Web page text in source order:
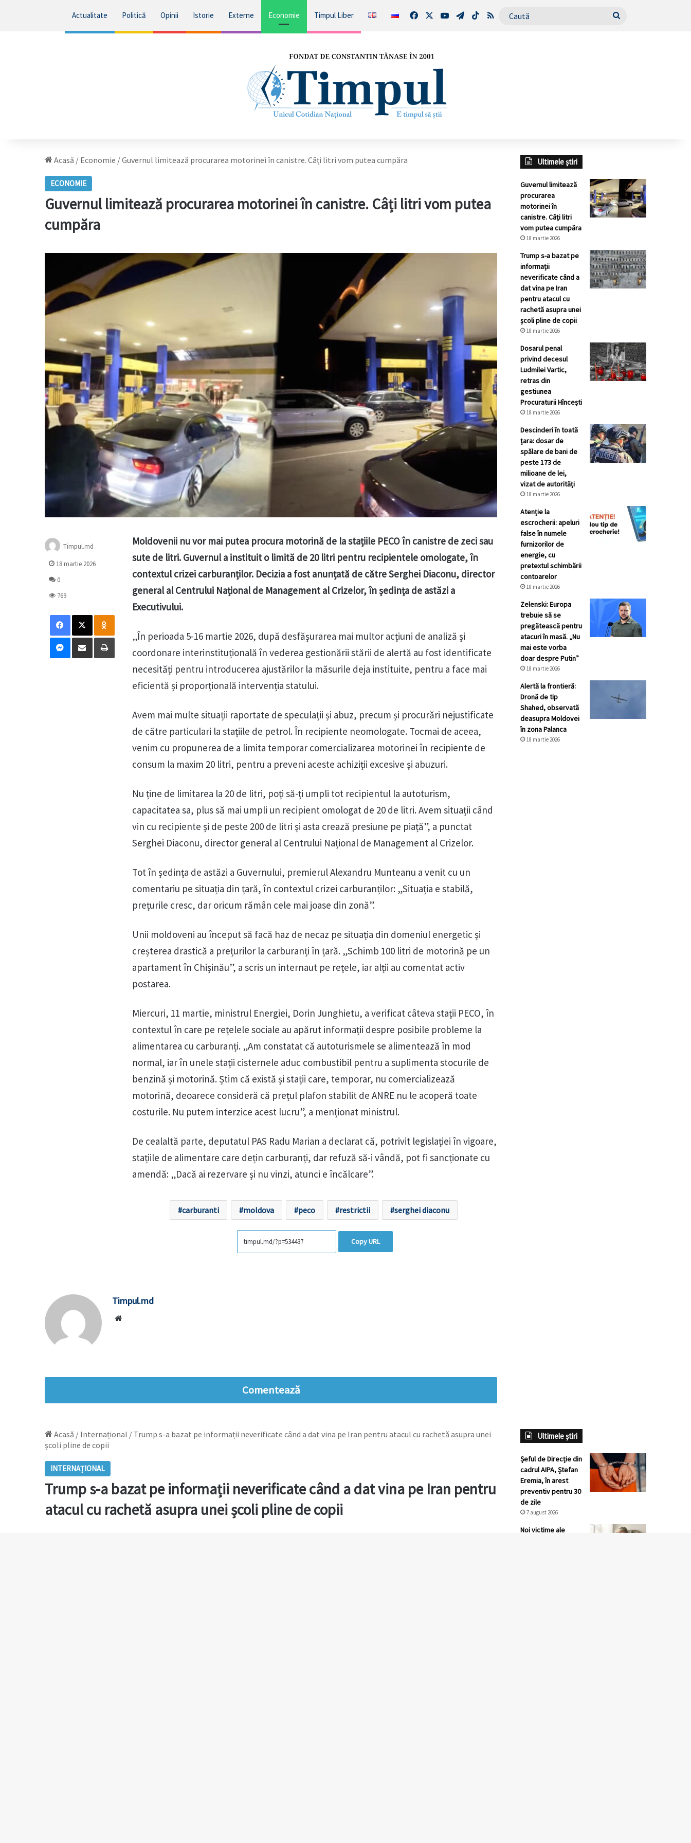
Actualitate Politică Opinii Istorie Externe Economie Timpul Liber FacebookYouTubeTelegram
TikTokRSS Caută
Acasă / Economie /Guvernul limitează procurarea motorinei în canistre. Câți litri vom putea cumpăra
ECONOMIE
Guvernul limitează procurarea motorinei în canistre. Câți litri vom putea
cumpăra
Moldovenii nu vor mai putea procura motorină de la stațiile PECO în canistre de zeci sau
sute de litri. Guvernul a instituit o limită de 20 litri pentru recipientele omologate, în
contextul crizei carburanților. Decizia a fost anunțată de către Serghei Diaconu, director
general al Centrului Național de Management al Crizelor, în ședința de astăzi a
Executivului.
„În perioada 5-16 martie 2026, după desfășurarea mai multor acțiuni de analiză și
coordonare interinstituțională în vederea gestionării stării de alertă au fost identificate
necesități pentru introducerea ajustărilor la măsurile deja instituite, pentru a face mai
eficientă și proporțională intervenția statului.
Avem mai multe situații raportate de speculații și abuz, precum și procurări nejustificate
de către particulari la stațiile de petrol. În recipiente neomologate. Tocmai de aceea,
venim cu propunerea de a limita temporar comercializarea motorinei în recipiente de
consum la maxim 20 litri, pentru a preveni aceste achiziții excesive și abuzuri.
Nu ține de limitarea la 20 de litri, poți să-ți umpli tot recipientul la autoturism,
capacitatea sa, plus să mai umpli un recipient omologat de 20 de litri. Avem situații când
vin cu recipiente și de peste 200 de litri și asta crează presiune pe piață”, a punctat
Serghei Diaconu, director general al Centrului Național de Management al Crizelor.
Tot în ședința de astăzi a Guvernului, premierul Alexandru Munteanu a venit cu un
comentariu pe situația din țară, în contextul crizei carburanților: „Situația e stabilă,
prețurile cresc, dar oricum rămân cele mai joase din zonă”.
Unii moldoveni au început să facă haz de necaz pe situația din domeniul energetic și
creșterea drastică a prețurilor la carburanți în țară. „Schimb 100 litri de motorină pe un
apartament în Chișinău”, a scris un internaut pe rețele, iar alții au comentat activ
postarea.
Miercuri, 11 martie, ministrul Energiei, Dorin Junghietu, a verificat câteva stații PECO, în
contextul în care pe rețelele sociale au apărut informații despre posibile probleme la
alimentarea cu carburanți. „Am constatat că autoturismele se alimentează în mod
normal, iar în unele stații cisternele aduc combustibil pentru a suplimenta stocurile de
benzină și motorină. Știm că există și stații care, temporar, nu comercializează
motorină, deoarece consideră că prețul plafon stabilit de ANRE nu le acoperă toate
costurile. Nu putem interzice acest lucru”, a menționat ministrul.
De cealaltă parte, deputatul PAS Radu Marian a declarat că, potrivit legislației în vigoare,
stațiile de alimentare care dețin carburanți, dar refuză să-i vândă, pot fi sancționate cu
amendă: „Dacă ai rezervare și nu vinzi, atunci e încălcare”.
carburanti moldova peco restrictii serghei diaconu
Copy URL
Timpul.md
18 martie 2026
0
769
Facebook
X Odnoklassniki
Messenger
Distribuie prin mail Tipărește
Timpul.md
Comentează
Ultimele știri
Guvernul limitează
procurarea
motorinei în
canistre. Câți litri
vom putea cumpăra
18 martie 2026
Trump s-a bazat pe
informații
neverificate când a
dat vina pe Iran
pentru atacul cu
rachetă asupra unei
școli pline de copii
18 martie 2026
Dosarul penal
privind decesul
Ludmilei Vartic,
retras din
gestiunea
Procuraturii Hîncești
18 martie 2026
Descinderi în toată
țara: dosar de
spălare de bani de
peste 173 de
milioane de lei,
vizat de autorități
18 martie 2026
Atenție la
escrocherii: apeluri
false în numele
furnizorilor de
energie, cu
pretextul schimbării
contoarelor
18 martie 2026
Zelenski: Europa
trebuie să se
pregătească pentru
atacuri în masă. „Nu
mai este vorba
doar despre Putin”
18 martie 2026
Alertă la frontieră:
Dronă de tip
Shahed, observată
deasupra Moldovei
în zona Palanca
18 martie 2026